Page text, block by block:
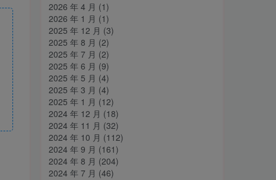
2026 年 4 月 (1)
2026 年 1 月 (1)
2025 年 12 月 (3)
2025 年 8 月 (2)
2025 年 7 月 (2)
2025 年 6 月 (9)
2025 年 5 月 (4)
2025 年 3 月 (4)
2025 年 1 月 (12)
2024 年 12 月 (18)
2024 年 11 月 (32)
2024 年 10 月 (112)
2024 年 9 月 (161)
2024 年 8 月 (204)
2024 年 7 月 (46)